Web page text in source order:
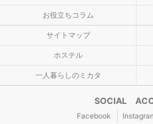
お役立ちコラム
サイトマップ
ホステル
一人暮らしのミカタ
SOCIAL
Facebook